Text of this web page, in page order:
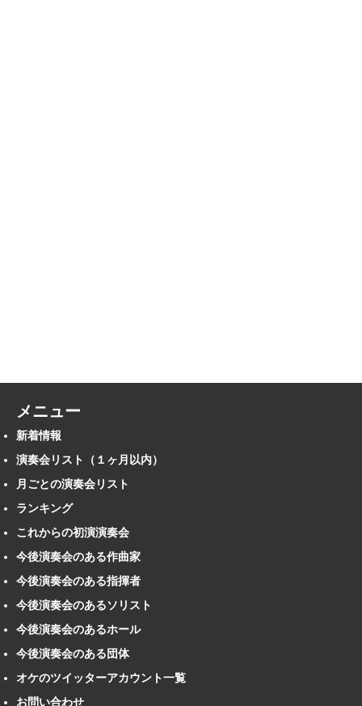
メニュー
新着情報
演奏会リスト（１ヶ月以内）
月ごとの演奏会リスト
ランキング
これからの初演演奏会
今後演奏会のある作曲家
今後演奏会のある指揮者
今後演奏会のあるソリスト
今後演奏会のあるホール
今後演奏会のある団体
オケのツイッターアカウント一覧
お問い合わせ